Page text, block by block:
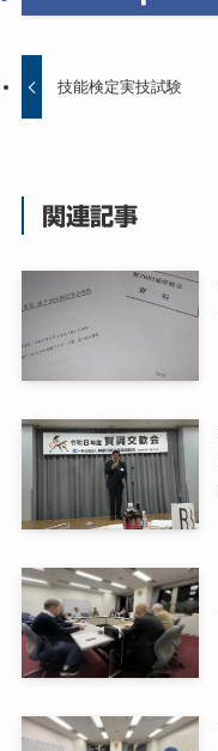
技能検定実技試験
関連記事